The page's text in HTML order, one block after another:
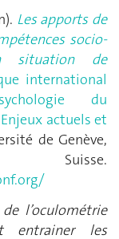
Les apports de
socio-
situation de
international
du
actuels et
de Genève,
l’oculométrie
entrainer les